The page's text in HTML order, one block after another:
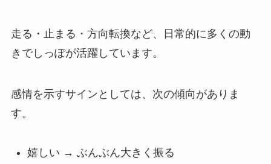
走る・止まる・方向転換など、日常的に多くの動
きでしっぽが活躍しています。
感情を示すサインとしては、次の傾向がありま
す。
嬉しい → ぶんぶん大きく振る